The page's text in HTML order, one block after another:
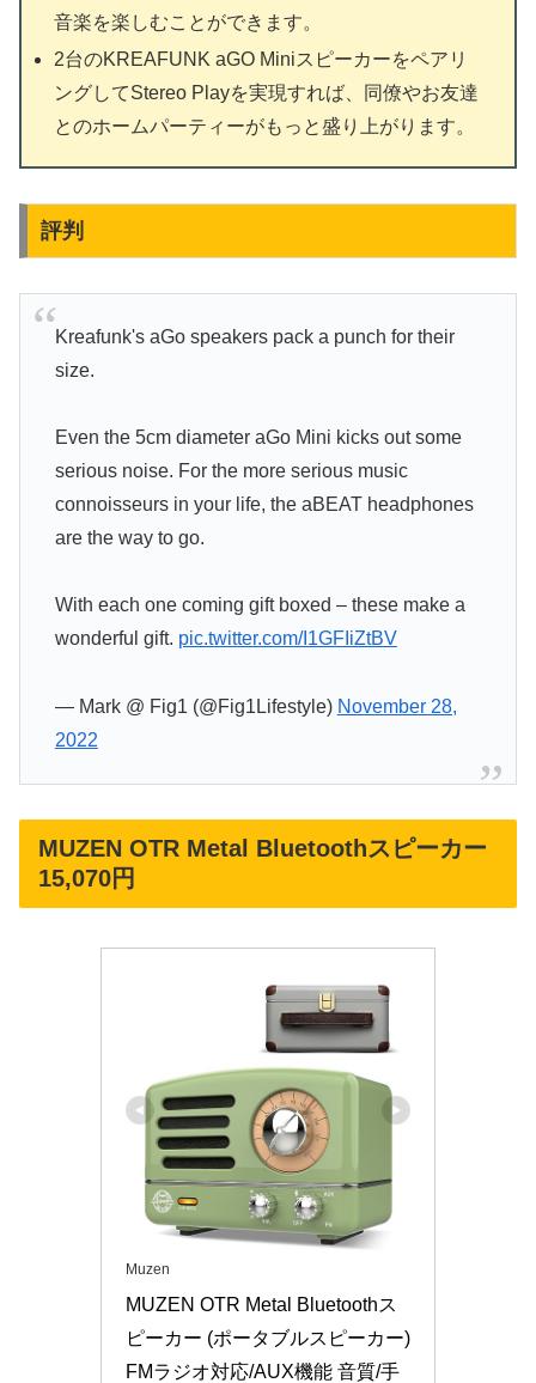
音楽を楽しむことができます。
2台のKREAFUNK aGO Miniスピーカーをペアリ
ングしてStereo Playを実現すれば、同僚やお友達
とのホームパーティーがもっと盛り上がります。
評判
Kreafunk's aGo speakers pack a punch for their
size.
Even the 5cm diameter aGo Mini kicks out some
serious noise. For the more serious music
connoisseurs in your life, the aBEAT headphones
are the way to go.
With each one coming gift boxed – these make a
wonderful gift. pic.twitter.com/I1GFIiZtBV
— Mark @ Fig1 (@Fig1Lifestyle) November 28,
2022
MUZEN OTR Metal Bluetoothスピーカー
15,070円
Muzen
MUZEN OTR Metal Bluetoothス
ピーカー (ポータブルスピーカー)
FMラジオ対応/AUX機能 音質/手